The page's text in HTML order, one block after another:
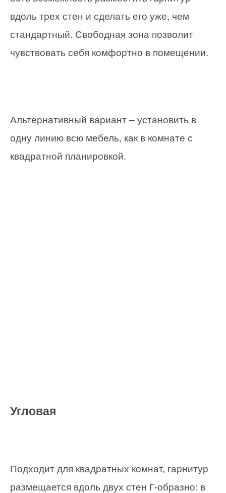
вдоль трех стен и сделать его уже, чем
стандартный. Свободная зона позволит
чувствовать себя комфортно в помещении.
Альтернативный вариант – установить в
одну линию всю мебель, как в комнате с
квадратной планировкой.
Угловая
Подходит для квадратных комнат, гарнитур
размещается вдоль двух стен Г-образно: в